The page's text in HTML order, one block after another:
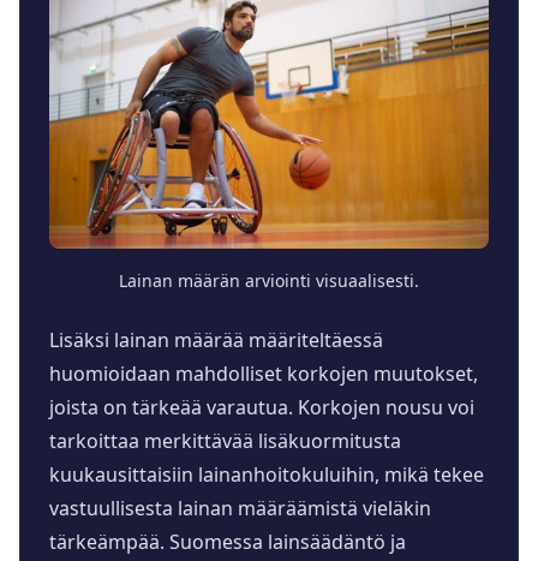
Lainan määrän arviointi visuaalisesti.
Lisäksi lainan määrää määriteltäessä
huomioidaan mahdolliset korkojen muutokset,
joista on tärkeää varautua. Korkojen nousu voi
tarkoittaa merkittävää lisäkuormitusta
kuukausittaisiin lainanhoitokuluihin, mikä tekee
vastuullisesta lainan määräämistä vieläkin
tärkeämpää. Suomessa lainsäädäntö ja